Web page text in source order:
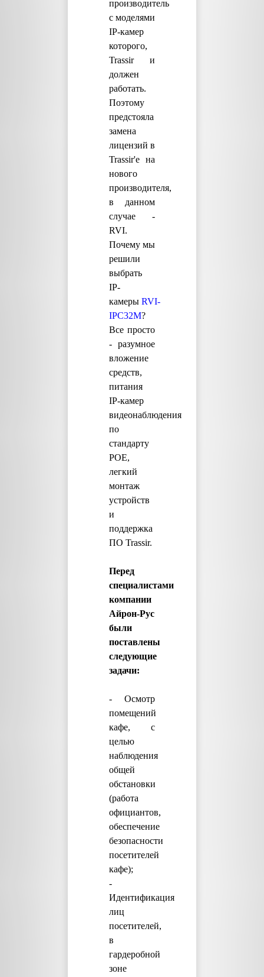
производитель
с моделями
IP-камер
которого,
Trassir и
должен
работать.
Поэтому
предстояла
замена
лицензий в
Trassir'е на
нового
производителя,
в данном
случае -
RVI.
Почему мы
решили
выбрать
IP-
камеры RVI-
IPC32M?
Все просто
- разумное
вложение
средств,
питания
IP-камер
видеонаблюдения
по
стандарту
POE,
легкий
монтаж
устройств
и
поддержка
ПО Trassir.
Перед
специалистами
компании
Айрон-Рус
были
поставлены
следующие
задачи:
- Осмотр
помещений
кафе, с
целью
наблюдения
общей
обстановки
(работа
официантов,
обеспечение
безопасности
посетителей
кафе);
-
Идентификация
лиц
посетителей,
в
гардеробной
зоне